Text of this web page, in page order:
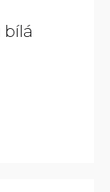
bílá